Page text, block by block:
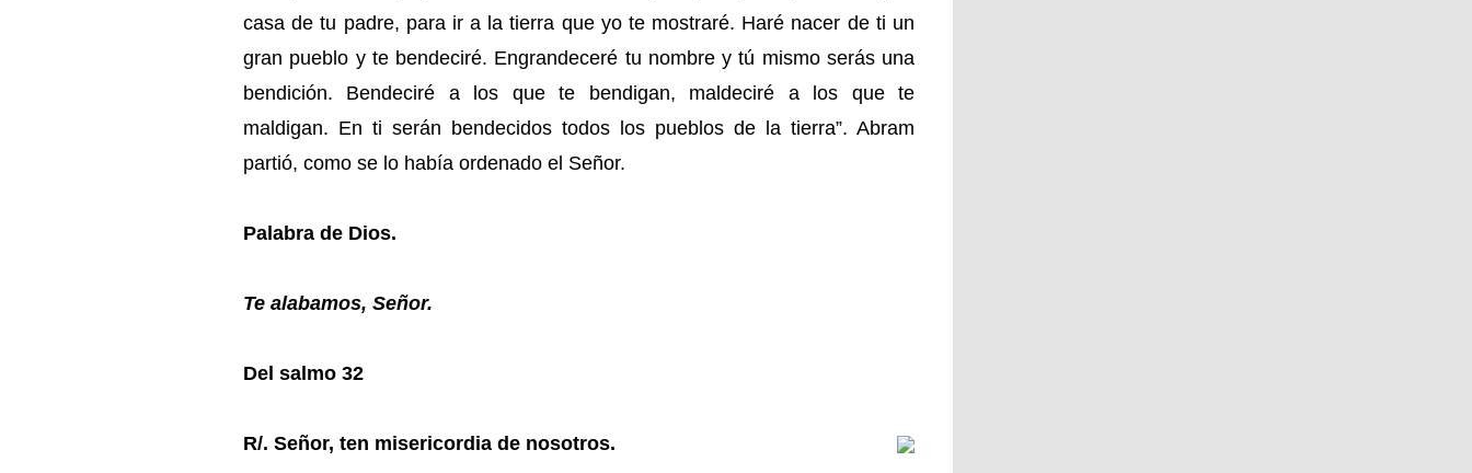
casa de tu padre, para ir a la tierra que yo te mostraré. Haré nacer de ti un
gran pueblo y te bendeciré. Engrandeceré tu nombre y tú mismo serás una
bendición. Bendeciré a los que te bendigan, maldeciré a los que te
maldigan. En ti serán bendecidos todos los pueblos de la tierra”. Abram
partió, como se lo había ordenado el Señor.
Palabra de Dios.
Te alabamos, Señor.
Del salmo 32
R/. Señor, ten misericordia de nosotros.